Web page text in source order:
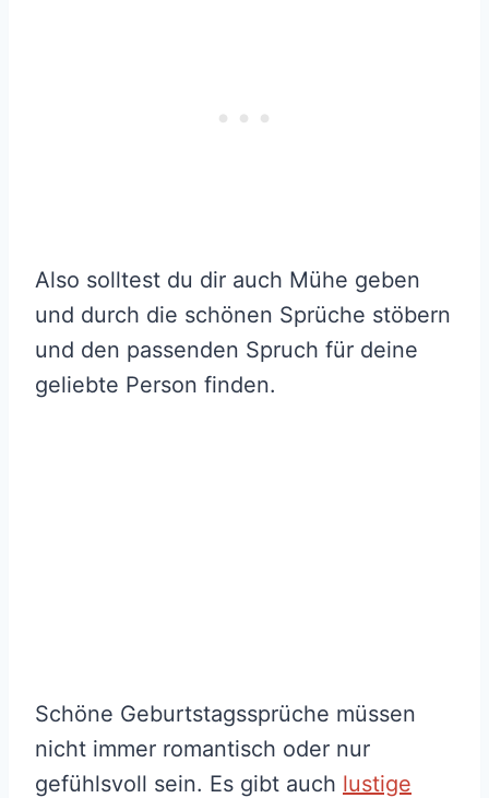
Also solltest du dir auch Mühe geben
und durch die schönen Sprüche stöbern
und den passenden Spruch für deine
geliebte Person finden.
Schöne Geburtstagssprüche müssen
nicht immer romantisch oder nur
gefühlsvoll sein. Es gibt auch lustige